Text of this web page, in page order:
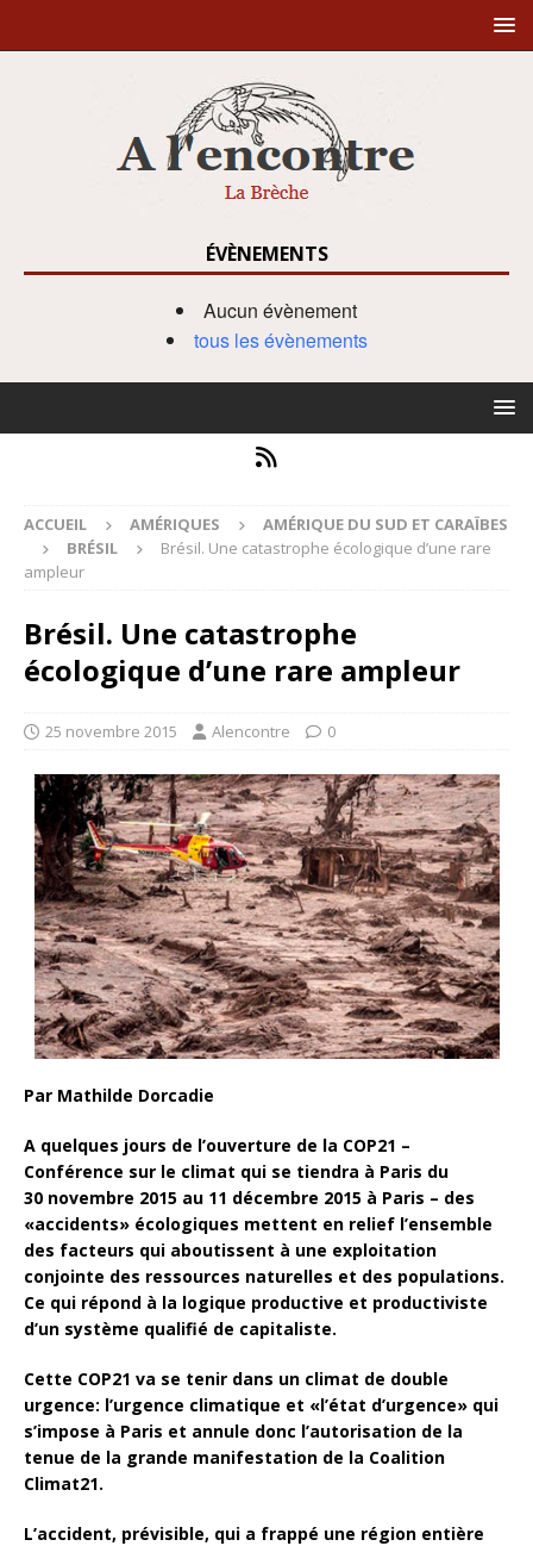
ÉVÈNEMENTS
Aucun évènement
tous les évènements
ACCUEIL AMÉRIQUES
AMÉRIQUE DU SUD ET CARAÏBES
BRÉSIL
Brésil. Une catastrophe écologique d’une rare
ampleur
Brésil. Une catastrophe
écologique d’une rare ampleur
25 novembre 2015 Alencontre 0
Par Mathilde Dorcadie
A quelques jours de l’ouverture de la COP21 –
Conférence sur le climat qui se tiendra à Paris du
30 novembre 2015 au 11 décembre 2015 à Paris – des
«accidents» écologiques mettent en relief l’ensemble
des facteurs qui aboutissent à une exploitation
conjointe des ressources naturelles et des populations.
Ce qui répond à la logique productive et productiviste
d’un système qualifié de capitaliste.
Cette COP21 va se tenir dans un climat de double
urgence: l’urgence climatique et «l’état d’urgence» qui
s’impose à Paris et annule donc l’autorisation de la
tenue de la grande manifestation de la Coalition
Climat21.
L’accident, prévisible, qui a frappé une région entière